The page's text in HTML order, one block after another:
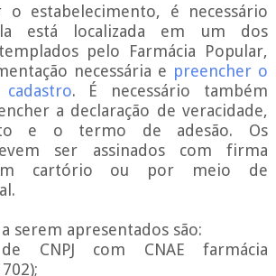
o estabelecimento, é necessário
está localizada em um dos
pelo Farmácia Popular,
necessária e preencher o
. É necessário também
a declaração de veracidade,
e o termo de adesão. Os
ser assinados com firma
em cartório ou por meio de
serem apresentados são:
CNPJ com CNAE farmácia